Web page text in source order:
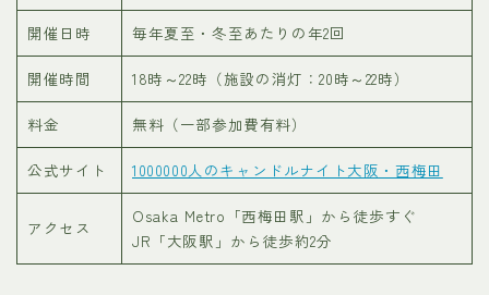
開催日時 毎年夏至・冬至あたりの年2回
開催時間 18時～22時（施設の消灯：20時～22時）
料金 無料（一部参加費有料）
公式サイト 1000000人のキャンドルナイト大阪・西梅田
アクセス
Osaka Metro「西梅田駅」から徒歩すぐ
JR「大阪駅」から徒歩約2分